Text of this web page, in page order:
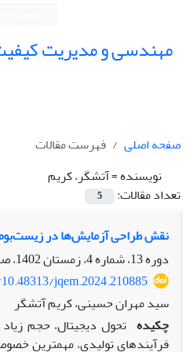
مهندسی و مدیریت
صفحه اصلی
فهرست مقالات
نویسنده =آتشگر، کریم
تعداد مقالات:
5
نقش طراحی آزمایش‌ها در
دوره 13، شماره 4، زمستان 1402، صفحه
jqem.2024.210885
سید مهران حسینی، کریم آتشگر
چکیده تحول دیجیتال، حجم
فرآیندهای تولیدی، مهمترین